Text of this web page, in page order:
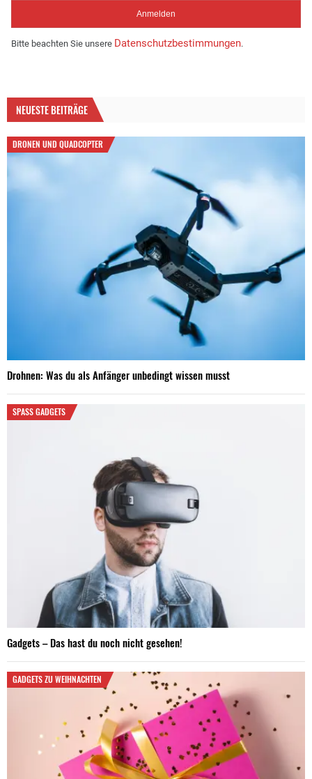
Bitte beachten Sie unsere Datenschutzbestimmungen.
NEUESTE BEITRÄGE
DRONEN UND QUADCOPTER
Drohnen: Was du als Anfänger unbedingt wissen musst
SPASS GADGETS
Gadgets – Das hast du noch nicht gesehen!
GADGETS ZU WEIHNACHTEN